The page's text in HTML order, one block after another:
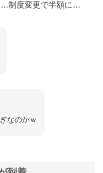
…制度変更で半額に…
なのかｗ